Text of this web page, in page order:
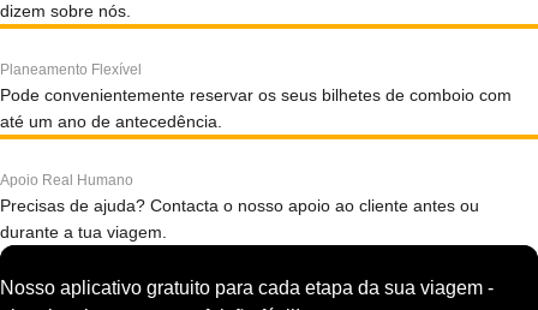
dizem sobre nós.
Planeamento Flexível
Pode convenientemente reservar os seus bilhetes de comboio com
até um ano de antecedência.
Apoio Real Humano
Precisas de ajuda? Contacta o nosso apoio ao cliente antes ou
durante a tua viagem.
Nosso aplicativo gratuito para cada etapa da sua viagem -